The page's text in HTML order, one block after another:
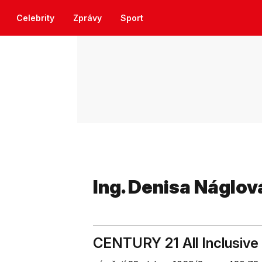
Celebrity Zprávy Sport
Ing. Denisa
CENTURY 21 All Inclusive